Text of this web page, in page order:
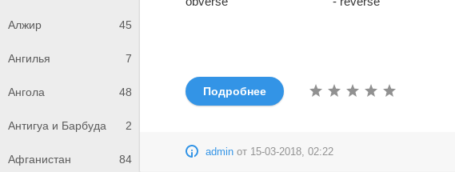
Алжир 45
Ангилья 7
Ангола 48
Антигуа и Барбуда 2
Афганистан 84
Подробнее
admin от 15-03-2018, 02:22